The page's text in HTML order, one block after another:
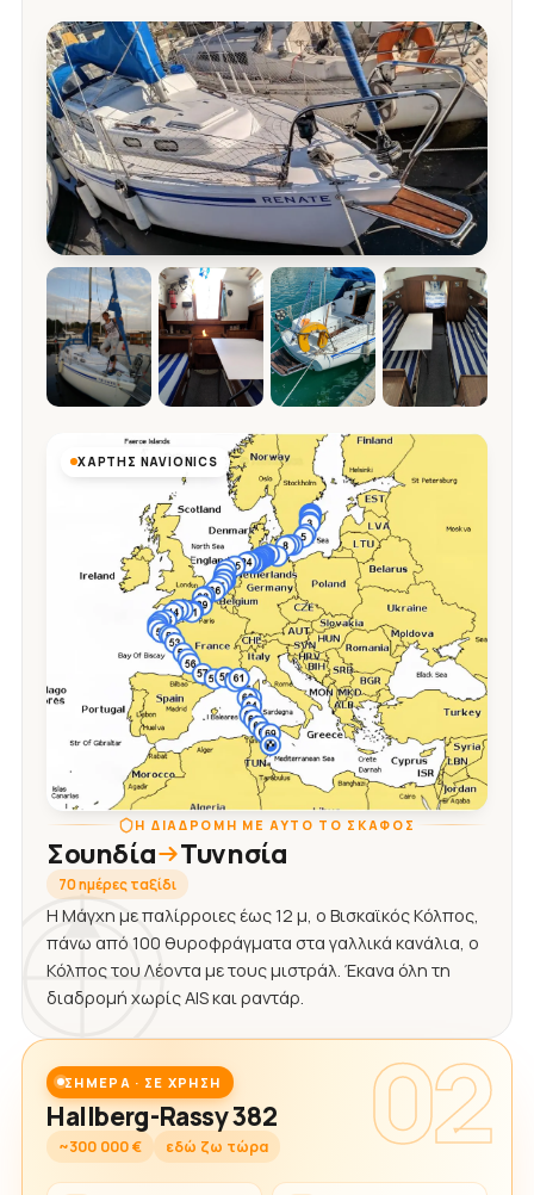
ΧΆΡΤΗΣ NAVIONICS
Η ΔΙΑΔΡΟΜΉ ΜΕ ΑΥΤΌ ΤΟ ΣΚΆΦΟΣ
Σουηδία Τυνησία
70 ημέρες ταξίδι
Η Μάγχη με παλίρροιες έως 12 μ, ο Βισκαϊκός Κόλπος,
πάνω από 100 θυροφράγματα στα γαλλικά κανάλια, ο
Κόλπος του Λέοντα με τους μιστράλ. Έκανα όλη τη
διαδρομή χωρίς AIS και ραντάρ.
02
ΣΉΜΕΡΑ · ΣΕ ΧΡΉΣΗ
Hallberg-Rassy 382
~300 000 € εδώ ζω τώρα